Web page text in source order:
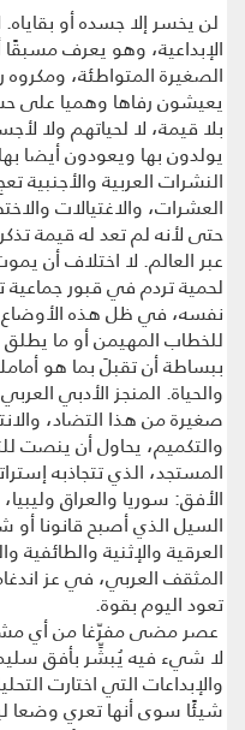
لن يخسر إلا جسده أو بقاياه.
الإبداعية، وهو يعرف
الصغيرة المتواطئة،
يعيشون رفاها وهميا على
بلا قيمة، لا لحياتهم ولا
يولدون بها ويعودون أيضا
النشرات العربية والأجنبية
العشرات، والاغتيالات
حتى لأنه لم تعد له قيمة
عبر العالم. لا اختلاف أن
لحمية تردم في قبور
نفسه، في ظل هذه
للخطاب المهيمن أو ما يطلق
ببساطة أن تقبلَ بما هو
والحياة. المنجز الأدبي
صغيرة من هذا التضاد،
والتكميم، يحاول أن ينصت
المستجد، الذي تتجاذبه
الأفق: سوريا والعراق
السيل الذي أصبح قانونا أو
العرقية والإثنية
المثقف العربي، في عز
تعود اليوم بقوة.
عصر مضى مفرّغا من أي
لا شيء فيه يُبشِّر بأفق
والإبداعات التي اختارت
شيئًا سوى أنها تعري وضعا